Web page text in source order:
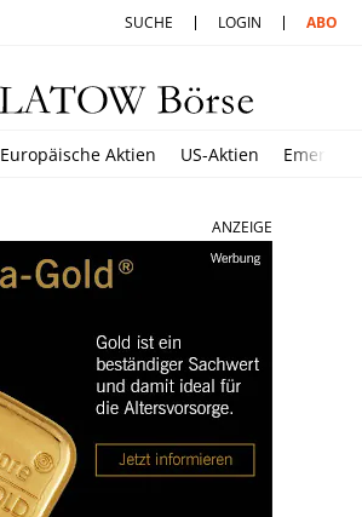
SUCHE LOGIN ABO
Europäische Aktien US-Aktien
ANZEIGE